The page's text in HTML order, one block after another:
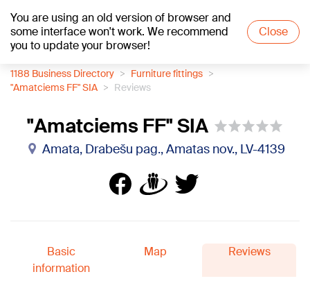
You are using an old version of browser and
some interface won't work. We recommend
you to update your browser!
Close
+15°C
1188 Business Directory
Furniture fittings
"Amatciems FF" SIA
Reviews
"Amatciems FF" SIA
Amata, Drabešu pag., Amatas nov., LV-4139
Basic
information
Map Reviews